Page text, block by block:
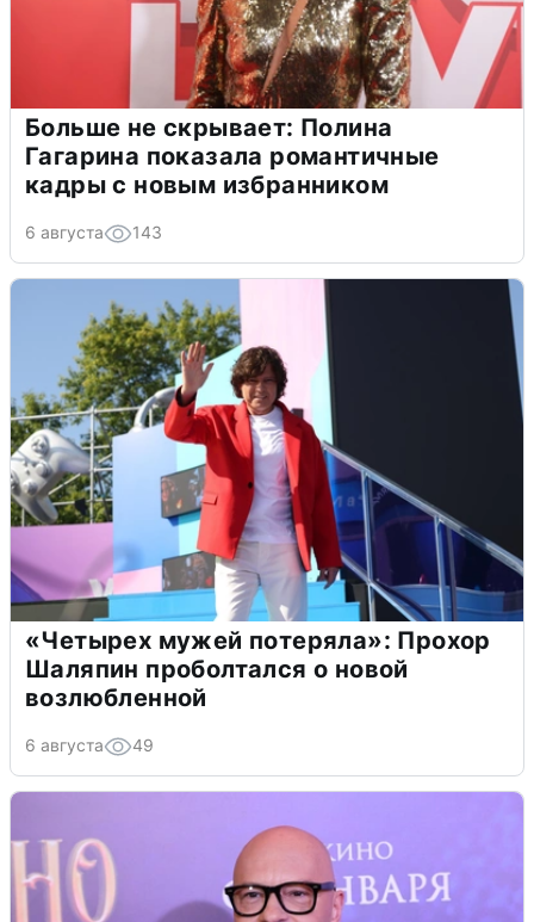
Больше не скрывает: Полина
Гагарина показала романтичные
кадры с новым избранником
6 августа 143
«Четырех мужей потеряла»: Прохор
Шаляпин проболтался о новой
возлюбленной
6 августа 49